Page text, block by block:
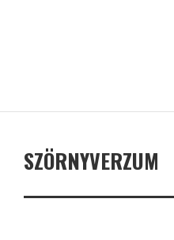
SZÖRNYVERZUM